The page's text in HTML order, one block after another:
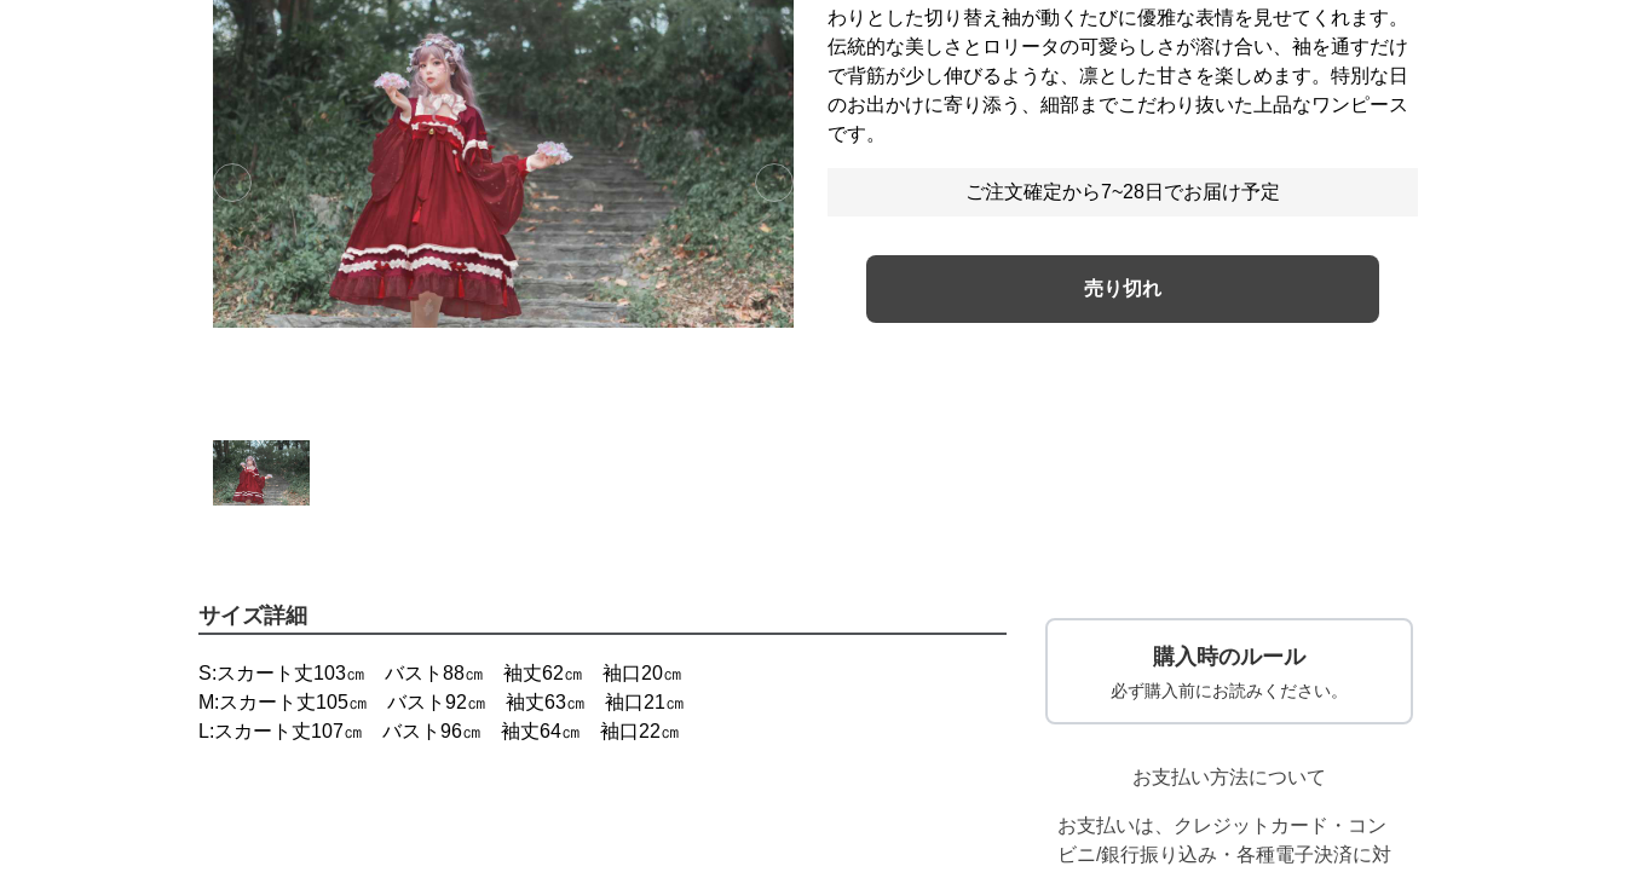
Previous slide Next slide
わりとした切り替え袖が動くたびに優雅な表情を見せてくれます。
伝統的な美しさとロリータの可愛らしさが溶け合い、袖を通すだけ
で背筋が少し伸びるような、凛とした甘さを楽しめます。特別な日
のお出かけに寄り添う、細部までこだわり抜いた上品なワンピース
です。
ご注文確定から7~28日でお届け予定
売り切れ
サイズ詳細
S:スカート丈103㎝ バスト88㎝ 袖丈62㎝ 袖口20㎝
M:スカート丈105㎝ バスト92㎝ 袖丈63㎝ 袖口21㎝
L:スカート丈107㎝ バスト96㎝ 袖丈64㎝ 袖口22㎝
購入時のルール
必ず購入前にお読みください。
お支払い方法について
お支払いは、クレジットカード・コン
ビニ/銀行振り込み・各種電子決済に対